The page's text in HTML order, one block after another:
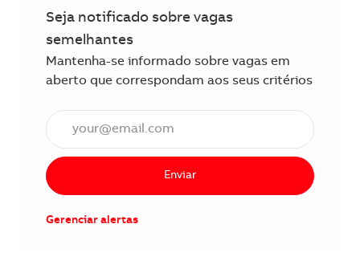
Seja notificado sobre vagas
semelhantes
Mantenha-se informado sobre vagas em
aberto que correspondam aos seus critérios
Enviar
Gerenciar alertas